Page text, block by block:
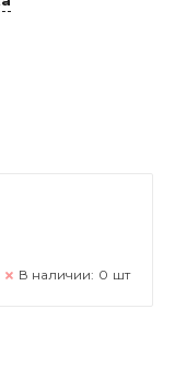
В наличии: 0 шт